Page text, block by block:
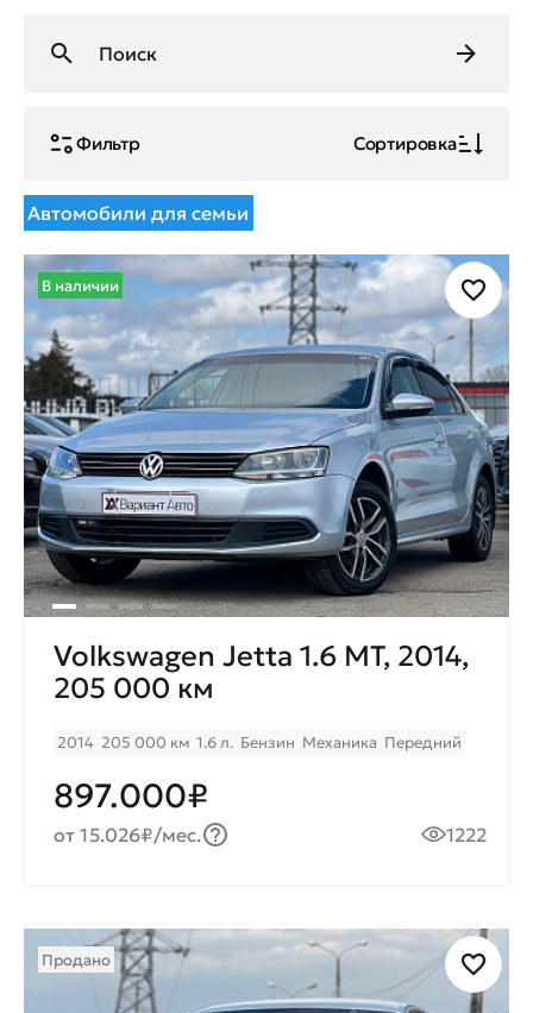
Фильтр Сортировка
Автомобили для семьи
В наличии
Volkswagen Jetta 1.6 MT, 2014,
205 000 км
2014 205 000 км 1.6 л. Бензин Механика Передний
897.000₽
от 15.026₽/мес. 1222
Продано